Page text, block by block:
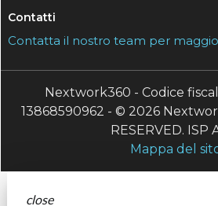
Contatti
Contatta il nostro team per
Nextwork360 - Codice
13868590962 - © 2026
RESERVED. ISP
Mappa del
close